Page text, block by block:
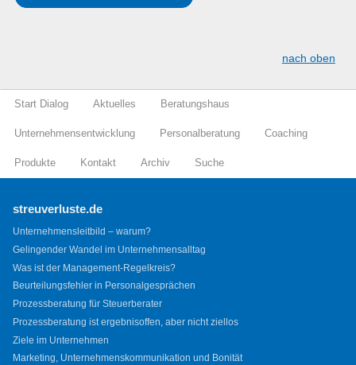
nach oben
Start Dialog Aktuelles Beratungshaus
Unternehmensentwicklung Personalberatung Coaching
Produkte Kontakt Archiv Suche
streuverluste.de
Unternehmensleitbild – warum?
Gelingender Wandel im Unternehmensalltag
Was ist der Management-Regelkreis?
Beurteilungsfehler in Personalgesprächen
Prozessberatung für Steuerberater
Prozessberatung ist ergebnisoffen, aber nicht ziellos
Ziele im Unternehmen
Marketing, Unternehmenskommunikation und Bonität